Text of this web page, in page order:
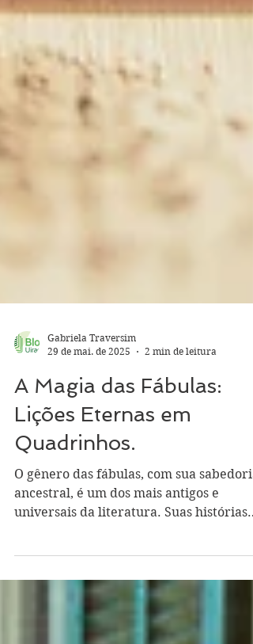
Gabriela Traversim
29 de mai. de 2025
2 min de leitura
A Magia das Fábulas:
Lições Eternas em
Quadrinhos.
universais da literatura. Suas histórias
breves, repletas de...